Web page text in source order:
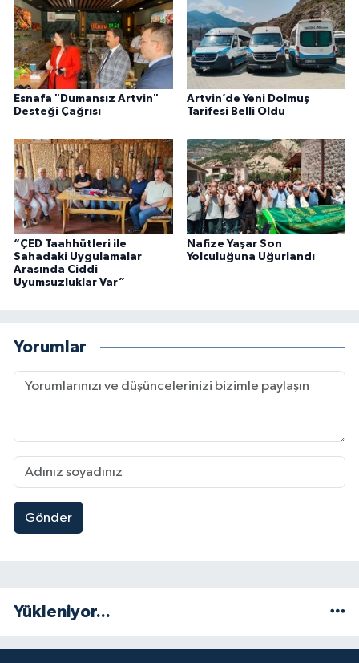
Esnafa "Dumansız Artvin"
Desteği Çağrısı
Artvin’de Yeni Dolmuş
Tarifesi Belli Oldu
“ÇED Taahhütleri ile
Sahadaki Uygulamalar
Arasında Ciddi
Uyumsuzluklar Var”
Nafize Yaşar Son
Yolculuğuna Uğurlandı
Yorumlar
Gönder
Yükleniyor...